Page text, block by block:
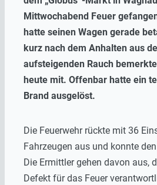
Mittwochabend Feuer
hatte seinen Wagen gerade
kurz nach dem Anhalten aus
aufsteigenden Rauch
heute mit. Offenbar hatte ein
Brand ausgelöst.
Die Feuerwehr rückte mit 36
Fahrzeugen aus und konnte
Die Ermittler gehen davon aus,
Defekt für das Feuer